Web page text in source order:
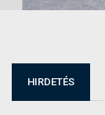
HIRDETÉS